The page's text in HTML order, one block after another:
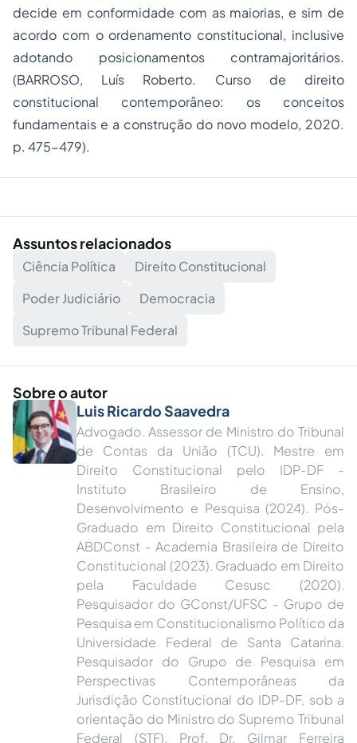
decide em conformidade com as maiorias, e sim de
acordo com o ordenamento constitucional, inclusive
adotando posicionamentos contramajoritários.
(BARROSO, Luís Roberto. Curso de direito
constitucional contemporâneo: os conceitos
fundamentais e a construção do novo modelo, 2020.
p. 475-479).
Assuntos relacionados
Ciência Política
Direito Constitucional
Poder Judiciário
Democracia
Supremo Tribunal Federal
Sobre o autor
Luis Ricardo Saavedra
Advogado. Assessor de Ministro do Tribunal
de Contas da União (TCU). Mestre em
Direito Constitucional pelo IDP-DF -
Instituto Brasileiro de Ensino,
Desenvolvimento e Pesquisa (2024). Pós-
Graduado em Direito Constitucional pela
ABDConst - Academia Brasileira de Direito
Constitucional (2023). Graduado em Direito
pela Faculdade Cesusc (2020).
Pesquisador do GConst/UFSC - Grupo de
Pesquisa em Constitucionalismo Político da
Universidade Federal de Santa Catarina.
Pesquisador do Grupo de Pesquisa em
Perspectivas Contemporâneas da
Jurisdição Constitucional do IDP-DF, sob a
orientação do Ministro do Supremo Tribunal
Federal (STF), Prof. Dr. Gilmar Ferreira